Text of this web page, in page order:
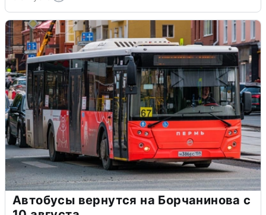
Автобусы вернутся на Борчанинова с